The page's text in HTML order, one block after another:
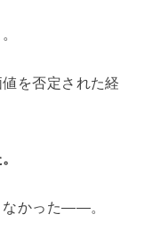
を否定された経
なかった——。